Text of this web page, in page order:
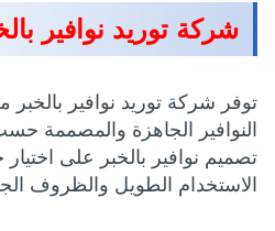
شركة توريد نوافير
توفر شركة توريد نوافير
النوافير الجاهزة
تصميم نوافير بالخبر على
الاستخدام الطويل والظروف